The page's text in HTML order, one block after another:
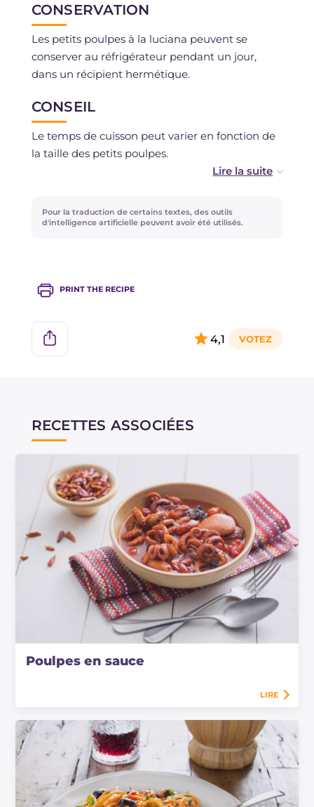
CONSERVATION
Les petits poulpes à la luciana peuvent se
conserver au réfrigérateur pendant un jour,
dans un récipient hermétique.
CONSEIL
Le temps de cuisson peut varier en fonction de
la taille des petits poulpes.
poulpes, les olives et les câpres sont déjà assez
salés.
pâtes... inspirez-vous de notre recette des
Pour la traduction de certains textes, des outils
d'intelligence artificielle peuvent avoir été utilisés.
PRINT THE RECIPE
4,1
RECETTES ASSOCIÉES
Poulpes en sauce
LIRE